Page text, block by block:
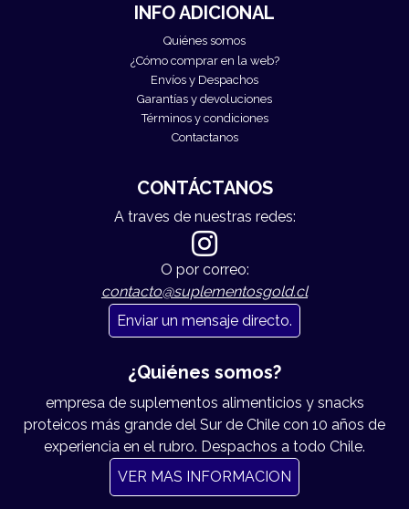
INFO ADICIONAL
Quiénes somos
¿Cómo comprar en la web?
Envíos y Despachos
Garantías y devoluciones
Términos y condiciones
Contactanos
CONTÁCTANOS
A traves de nuestras redes:
O por correo:
contacto@suplementosgold.cl
Enviar un mensaje directo.
¿Quiénes somos?
empresa de suplementos alimenticios y snacks
proteicos más grande del Sur de Chile con 10 años de
experiencia en el rubro. Despachos a todo Chile.
VER MAS INFORMACION